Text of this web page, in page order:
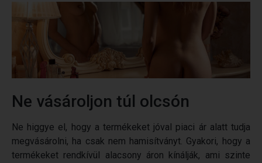
Ne vásároljon túl olcsón
Ne higgye el, hogy a termékeket jóval piaci ár alatt tudja
megvásárolni, ha csak nem hamisítványt. Gyakori, hogy a
termékeket rendkívül alacsony áron kínálják, ami szinte